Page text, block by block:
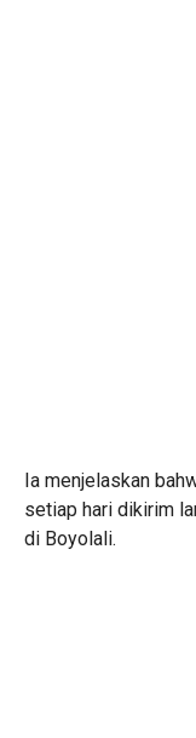
Ia menjelaskan
setiap hari dikirim
di Boyolali.